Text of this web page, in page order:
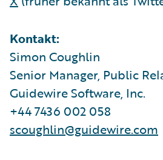
Kontakt:
Simon Coughlin
Senior Manager, Public
Guidewire Software, Inc.
+44 7436 002 058
scoughlin@guidewire.com